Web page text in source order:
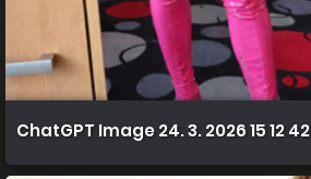
ChatGPT Image 24. 3. 2026 15 12 42